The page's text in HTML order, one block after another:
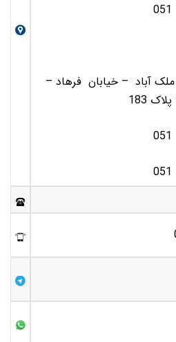
ملک آباد – خیابان فرهاد –